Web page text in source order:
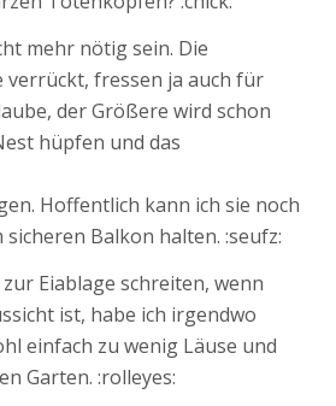
mehr nötig sein. Die
verrückt, fressen ja auch für
der Größere wird schon
hüpfen und das
Hoffentlich kann ich sie noch
sicheren Balkon halten. :seufz:
Eiablage schreiten, wenn
ist, habe ich irgendwo
einfach zu wenig Läuse und
Garten. :rolleyes: